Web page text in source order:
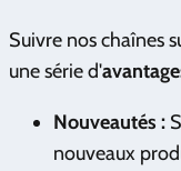
Suivre nos chaînes
une série d'
Nouveautés :
nouveaux